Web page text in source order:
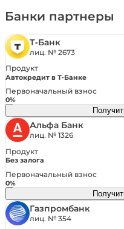
Банки партнеры
Т‑Банк
лиц. № 2673
Продукт
Автокредит в Т‑Банке
Первоначальный взнос
0%
Альфа Банк
лиц. № 1326
Продукт
Без залога
Первоначальный взнос
0%
Газпромбанк
лиц. № 354